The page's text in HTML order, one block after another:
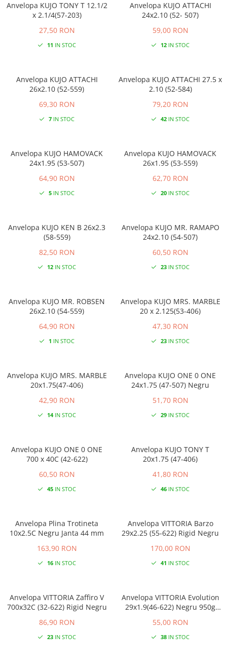
Anvelopa KUJO TONY T 12.1/2
x 2.1/4(57-203)
27,50 RON
11 IN STOC
Anvelopa KUJO ATTACHI
24x2.10 (52- 507)
59,00 RON
12IN STOC
Anvelopa KUJO ATTACHI
26x2.10 (52-559)
69,30 RON
7IN STOC
Anvelopa KUJO ATTACHI 27.5 x
2.10 (52-584)
79,20 RON
42IN STOC
Anvelopa KUJO HAMOVACK
24x1.95 (53-507)
64,90 RON
5IN STOC
Anvelopa KUJO HAMOVACK
26x1.95 (53-559)
62,70 RON
20IN STOC
Anvelopa KUJO KEN B 26x2.3
(58-559)
82,50 RON
12IN STOC
Anvelopa KUJO MR. RAMAPO
24x2.10 (54-507)
60,50 RON
23IN STOC
Anvelopa KUJO MR. ROBSEN
26x2.10 (54-559)
64,90 RON
1 IN STOC
Anvelopa KUJO MRS. MARBLE
20 x 2.125(53-406)
47,30 RON
23IN STOC
Anvelopa KUJO MRS. MARBLE
20x1.75(47-406)
42,90 RON
14IN STOC
Anvelopa KUJO ONE 0 ONE
24x1.75 (47-507) Negru
51,70 RON
29IN STOC
Anvelopa KUJO ONE 0 ONE
700 x 40C (42-622)
60,50 RON
45IN STOC
Anvelopa KUJO TONY T
20x1.75 (47-406)
41,80 RON
46IN STOC
Anvelopa Plina Trotineta
10x2.5C Negru Janta 44 mm
163,90 RON
16IN STOC
Anvelopa VITTORIA Barzo
29x2.25 (55-622) Rigid Negru
170,00 RON
41 IN STOC
Anvelopa VITTORIA Zaffiro V
700x32C (32-622) Rigid Negru
86,90 RON
23IN STOC
Anvelopa VITTORIA Evolution
29x1.9(46-622) Negru 950g
55,00 RON
38IN STOC